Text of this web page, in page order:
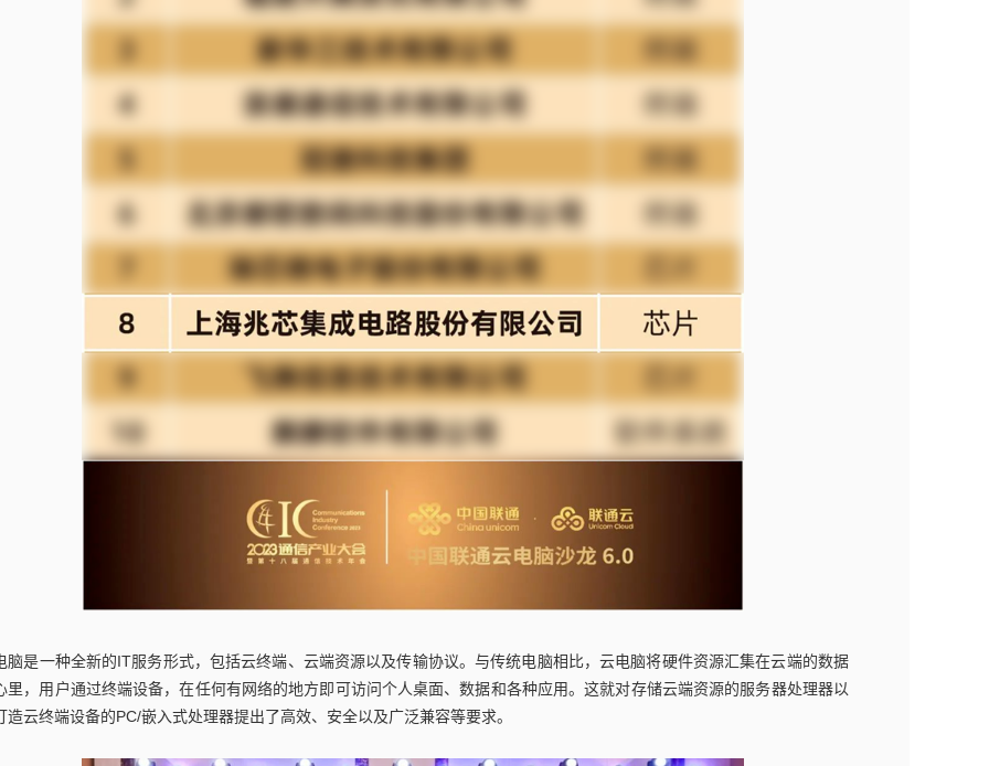
脑是一种全新的IT服务形式，包括云终端、云端资源以及传输协议。与传统电脑相比，云电脑将硬件资源汇集在云端的数据
里，用户通过终端设备，在任何有网络的地方即可访问个人桌面、数据和各种应用。这就对存储云端资源的服务器处理器以
造云终端设备的PC/嵌入式处理器提出了高效、安全以及广泛兼容等要求。